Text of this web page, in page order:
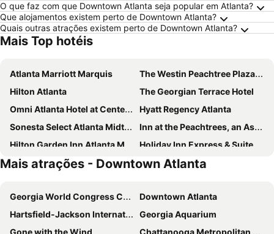
O que faz com que Downtown Atlanta seja popular em Atlanta?
Que alojamentos existem perto de Downtown Atlanta?
Quais outras atrações existem perto de Downtown Atlanta?
Mais Top hotéis
Atlanta Marriott Marquis
The Westin Peachtree Plaza, Atlanta
Hilton Atlanta
The Georgian Terrace Hotel
Omni Atlanta Hotel at Centennial Park
Hyatt Regency Atlanta
Sonesta Select Atlanta Midtown Georgia Tech
Inn at the Peachtrees, an Ascend Collection Hotel
Hilton Garden Inn Atlanta Midtown
Holiday Inn Express & Suites Atlanta Downtown By Ihg
Wyndham Atlanta Buckhead Hotel & Conference Center
Hyatt Place Atlanta/Cobb Galleria
Holiday Inn Express & Suites Atlanta Buckhead By Ihg
Fairfield Inn & Suites by Marriott Atlanta Buckhead
Home2 Suites by Hilton Atlanta Downtown
Alecia B&B
Mais atrações - Downtown Atlanta
Georgia World Congress Center
Downtown Atlanta
Hartsfield-Jackson International Airport
Georgia Aquarium
Gone with the Wind
Chattanooga Metropolitan Airport